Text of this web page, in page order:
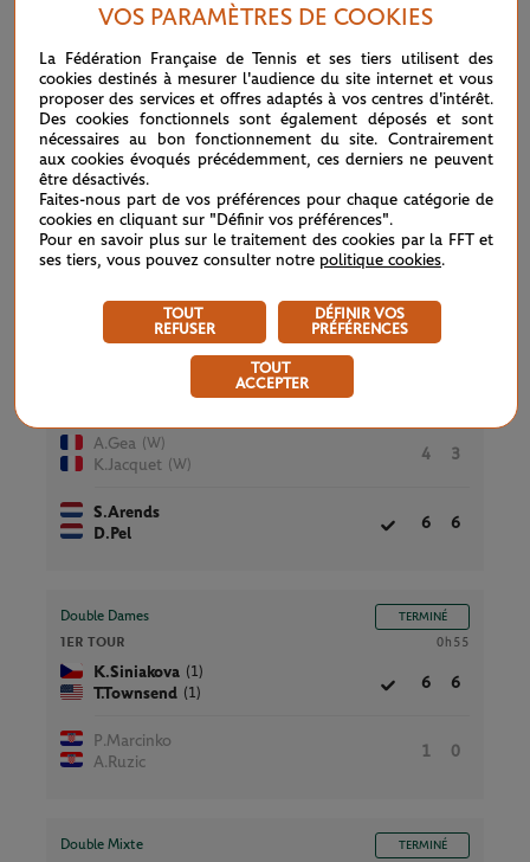
L.Miedler (14)
Court N°5
Double Mixte TERMINÉ
1ER TOUR
A.Muhammad
N.Mektic
S.Doumbia (W)
A.Gea (W)
K.Jacquet (W)
4 3
S.Arends
D.Pel
6 6
Double Dames TERMINÉ
1ER TOUR 0h55
K.Siniakova (1)
T.Townsend (1)
6 6
P.Marcinko
A.Ruzic
1 0
Double Mixte TERMINÉ
VOS PARAMÈTRES DE COOKIES
La Fédération Française de Tennis et ses tiers utilisent des
cookies destinés à mesurer l'audience du site internet et vous
proposer des services et offres adaptés à vos centres d'intérêt.
Des cookies fonctionnels sont également déposés et sont
nécessaires au bon fonctionnement du site. Contrairement
aux cookies évoqués précédemment, ces derniers ne peuvent
être désactivés.
Faites-nous part de vos préférences pour chaque catégorie de
cookies en cliquant sur "Définir vos préférences".
Pour en savoir plus sur le traitement des cookies par la FFT et
ses tiers, vous pouvez consulter notre politique cookies.
TOUT
REFUSER
DÉFINIR VOS
PRÉFÉRENCES
TOUT
ACCEPTER